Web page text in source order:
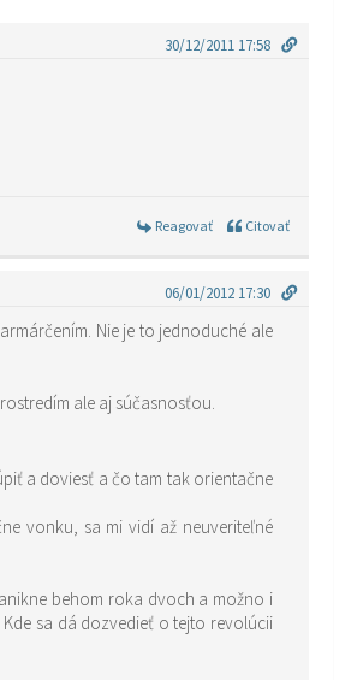
30/12/2011 17:58
Reagovať Citovať
06/01/2012 17:30
Nie je to jednoduché ale
ale aj súčasnosťou.
a doviesť a čo tam tak orientačne
vonku, sa mi vidí až neuveriteľné
behom roka dvoch a možno i
sa dá dozvedieť o tejto revolúcii